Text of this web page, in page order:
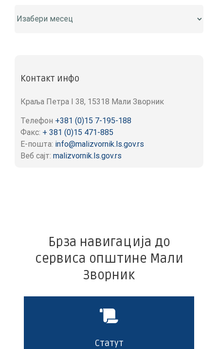
Контакт инфо
Краља Петра I 38, 15318 Мали Зворник
Телефон +381 (0)15 7-195-188
Факс: + 381 (0)15 471-885
Е-пошта: info@malizvornik.ls.gov.rs
Веб сајт: malizvornik.ls.gov.rs
Брза навигација до
сервиса општине Мали
Зворник
Статут